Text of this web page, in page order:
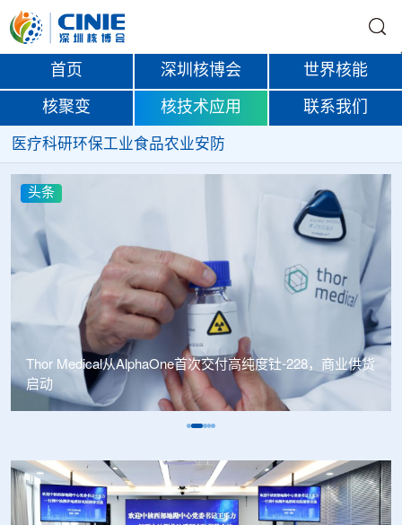
首页 深圳核博会 世界核能
核聚变 核技术应用 联系我们
医疗科研环保工业食品农业安防
头条
Thor Medical从AlphaOne首次交付高纯度钍-228，商业供货
启动